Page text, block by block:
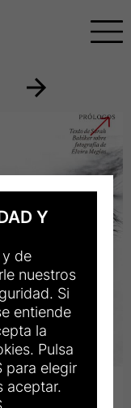
Y
de
nuestros
Si
entiende
la
Pulsa
para elegir
aceptar.